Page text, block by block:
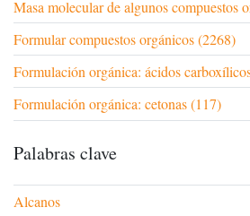
Masa molecular de algunos compuestos
Formular compuestos orgánicos (2268)
Formulación orgánica: ácidos
Formulación orgánica: cetonas (117)
Palabras clave
Alcanos